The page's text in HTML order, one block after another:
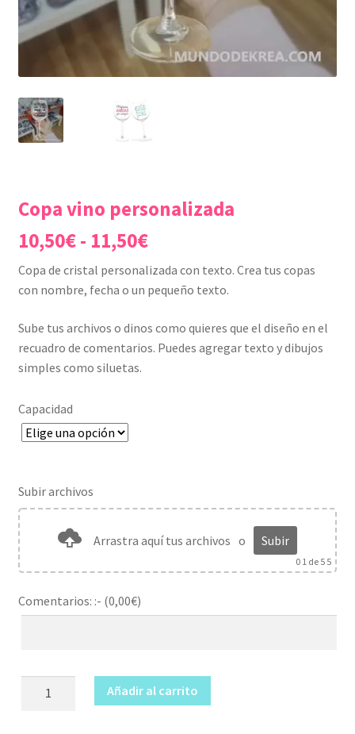
Copa vino personalizada
10,50€- 11,50€Rango
de
precios:
10,50€
hasta
Copa de cristal personalizada con texto. Crea tus copas
con nombre, fecha o un pequeño texto.
Sube tus archivos o dinos como quieres que el diseño en el
recuadro de comentarios. Puedes agregar texto y dibujos
simples como siluetas.
Capacidad
Subir archivos
Arrastra aquí tus archivos o Subir
0 1 de 5 5
Comentarios: :- (0,00€)
Copa
Añadir al carrito